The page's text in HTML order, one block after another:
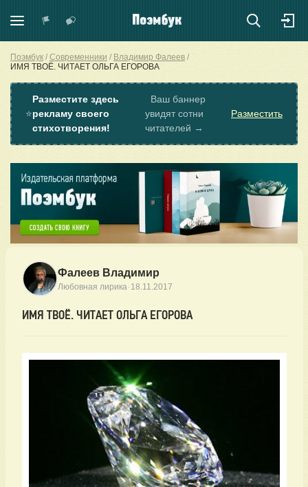
Поэмбук Современники
Владимир Фалеев
ИМЯ ТВОЁ. ЧИТАЕТ ОЛЬГА ЕГОРОВА
⭐
Разместите здесь
рекламу своего
стихотворения!
Ваш баннер
увидят сотни
читателей →
Разместить
Фалеев Владимир
Любовная лирика· 18.11.2017
ИМЯ ТВОЁ. ЧИТАЕТ ОЛЬГА ЕГОРОВА